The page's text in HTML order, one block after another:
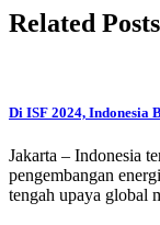
Related Posts
Di ISF 2024, Indonesia
Jakarta – Indonesia
pengembangan
tengah upaya global